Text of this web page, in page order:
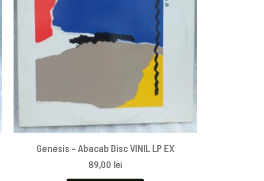
Genesis – Abacab Disc VINIL LP EX
89,00 lei